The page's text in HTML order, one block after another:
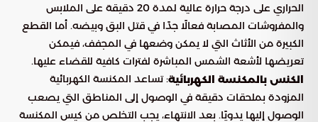
الحراري على درجة حرارة عالية لمدة 20 دقيقة على الملابس
والمفروشات المصابة فعالًا جدًا في قتل البق وبيضه. أما القطع
الكبيرة من الأثاث التي لا يمكن وضعها في المجفف، فيمكن
تعريضها لأشعة الشمس المباشرة لفترات كافية للقضاء عليها.
الكنس بالمكنسة الكهربائية: تساعد المكنسة الكهربائية
المزودة بملحقات دقيقة في الوصول إلى المناطق التي يصعب
الوصول إليها يدويًا. بعد الانتهاء، يجب التخلص من كيس المكنسة